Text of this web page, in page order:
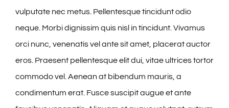
vulputate nec metus. Pellentesque tincidunt odio
neque. Morbi dignissim quis nisl in tincidunt. Vivamus
orci nunc, venenatis vel ante sit amet, placerat auctor
eros. Praesent pellentesque elit dui, vitae ultrices tortor
commodo vel. Aenean at bibendum mauris, a
condimentum erat. Fusce suscipit augue et ante